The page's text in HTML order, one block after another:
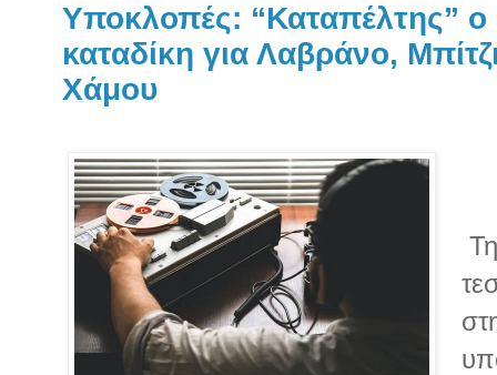
Υποκλοπές: “Καταπέλτης” ο
καταδίκη για Λαβράνο,
Χάμου